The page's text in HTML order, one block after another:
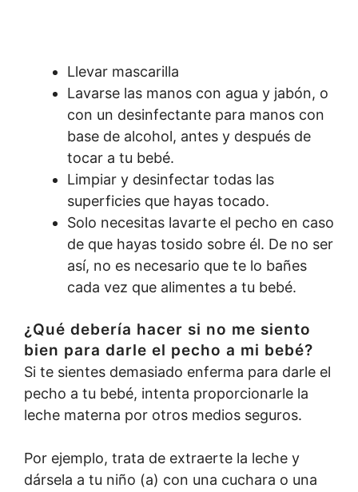
Llevar mascarilla
Lavarse las manos con agua y jabón, o
con un desinfectante para manos con
base de alcohol, antes y después de
tocar a tu bebé.
Limpiar y desinfectar todas las
superficies que hayas tocado.
Solo necesitas lavarte el pecho en caso
de que hayas tosido sobre él. De no ser
así, no es necesario que te lo bañes
cada vez que alimentes a tu bebé.
¿Qué debería hacer si no me siento
bien para darle el pecho a mi bebé?
Si te sientes demasiado enferma para darle el
pecho a tu bebé, intenta proporcionarle la
leche materna por otros medios seguros.
Por ejemplo, trata de extraerte la leche y
dársela a tu niño (a) con una cuchara o una